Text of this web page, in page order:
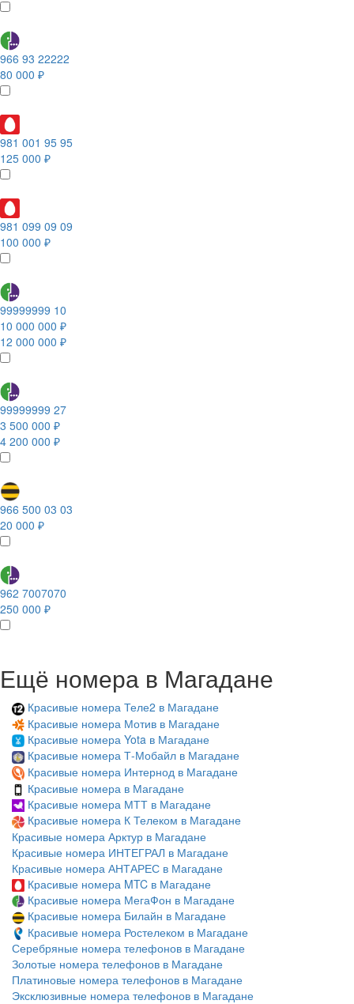
966 93 22222
80 000 ₽
981 001 95 95
125 000 ₽
981 099 09 09
100 000 ₽
99999999 10
10 000 000 ₽
12 000 000 ₽
99999999 27
3 500 000 ₽
4 200 000 ₽
966 500 03 03
20 000 ₽
962 7007070
250 000 ₽
Ещё номера в Магадане
Красивые номера Теле2 в Магадане
Красивые номера Мотив в Магадане
Красивые номера Yota в Магадане
Красивые номера Т-Мобайл в Магадане
Красивые номера Интернод в Магадане
Красивые номера в Магадане
Красивые номера МТТ в Магадане
Красивые номера К Телеком в Магадане
Красивые номера Арктур в Магадане
Красивые номера ИНТЕГРАЛ в Магадане
Красивые номера АНТАРЕС в Магадане
Красивые номера MTC в Магадане
Красивые номера МегаФон в Магадане
Красивые номера Билайн в Магадане
Красивые номера Ростелеком в Магадане
Серебряные номера телефонов в Магадане
Золотые номера телефонов в Магадане
Платиновые номера телефонов в Магадане
Эксклюзивные номера телефонов в Магадане